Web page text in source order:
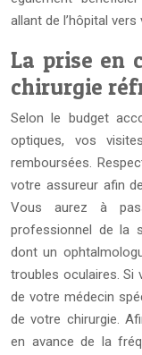
allant de l’hôpital
La prise en
chirurgie
Selon le budget
optiques, vos
remboursées.
votre assureur afin
Vous aurez à
professionnel de la
dont un
troubles oculaires. Si
de votre médecin
de votre chirurgie.
en avance de la